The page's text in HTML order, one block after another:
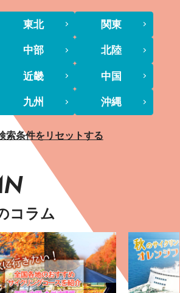
東北 関東
中部 北陸
近畿 中国
九州 沖縄
索条件をリセットする
コラム